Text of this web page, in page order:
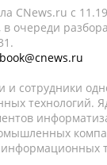
CNews.ru c
очереди
book@cnews.ru
и сотрудники
технологий.